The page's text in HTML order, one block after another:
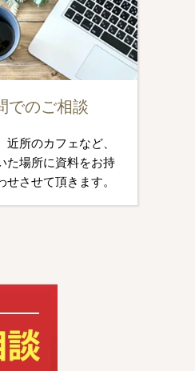
でのご相談
近所のカフェなど、
た場所に資料をお持
せさせて頂きます。